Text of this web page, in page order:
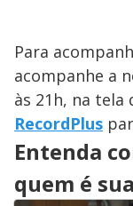
Para
acompanhe a
às 21h, na tela
RecordPlus
Entenda
quem é